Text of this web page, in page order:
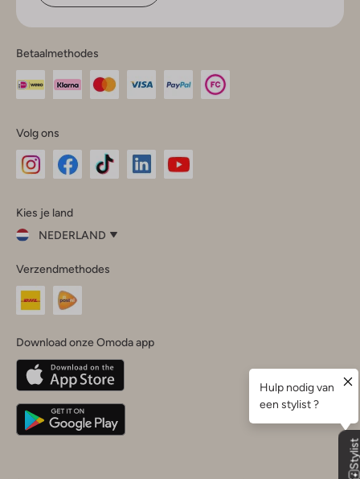
Betaalmethodes
Volg ons
InstagramFacebook
Kies je land
NEDERLAND
je
land
Nederland
Belgique(Français)
Deutschland
Verzendmethodes
Download onze Omoda app